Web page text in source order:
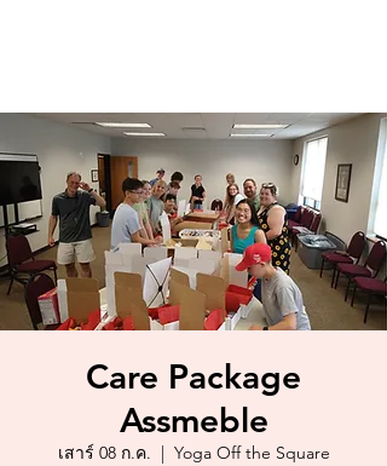
Care Package
Assmeble
เสาร์ 08 ก.ค.
  |
Yoga Off the Square